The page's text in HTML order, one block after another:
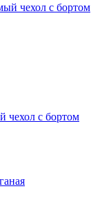
чехол с бортом